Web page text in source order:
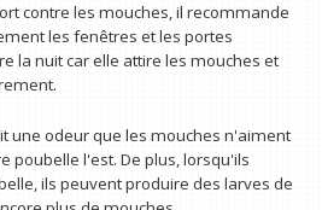
contre les mouches, il recommande
les fenêtres et les portes
la nuit car elle attire les mouches et
une odeur que les mouches n'aiment
poubelle l'est. De plus, lorsqu'ils
ils peuvent produire des larves de